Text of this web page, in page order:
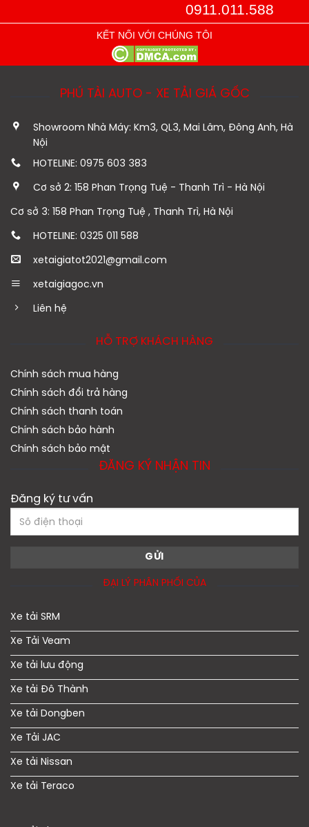
0911.011.588
KẾT NỐI VỚI CHÚNG TÔI
PHÚ TÀI AUTO - XE TẢI GIÁ GỐC
Showroom Nhà Máy: Km3, QL3, Mai Lâm, Đông Anh, Hà
Nội
HOTELINE: 0975 603 383
Cơ sở 2: 158 Phan Trọng Tuệ - Thanh Trì - Hà Nội
Cơ sở 3: 158 Phan Trọng Tuệ , Thanh Trì, Hà Nội
HOTELINE: 0325 011 588
xetaigiatot2021@gmail.com
xetaigiagoc.vn
Liên hệ
HỖ TRỢ KHÁCH HÀNG
Chính sách mua hàng
Chính sách đổi trả hàng
Chính sách thanh toán
Chính sách bảo hành
Chính sách bảo mật
ĐĂNG KÝ NHẬN TIN
Đăng ký tư vấn
ĐẠI LÝ PHÂN PHỐI CỦA
Xe tải SRM
Xe Tải Veam
Xe tải lưu động
Xe tải Đô Thành
Xe tải Dongben
Xe Tải JAC
Xe tải Nissan
Xe tải Teraco